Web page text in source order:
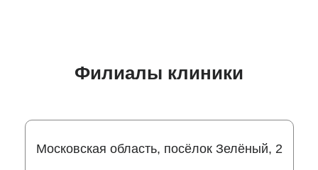
Филиалы клиники
Московская область, посёлок Зелёный, 2